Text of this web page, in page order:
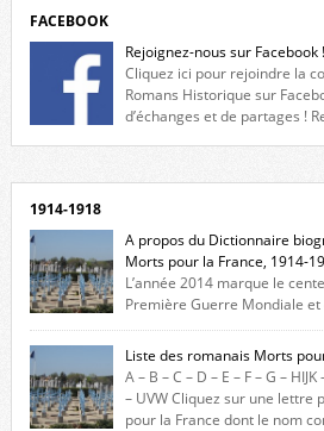
FACEBOOK
Rejoignez-nous sur Facebook !
Cliquez ici pour rejoindre la
Romans Historique sur
d’échanges et de partages !
1914-1918
A propos du Dictionnaire
Morts pour la France, 1914-
L’année 2014 marque le
Première Guerre Mondiale
biographique veut rendre hommage aux
France durant ce conflit. La base de cette
constituée des noms gravés sur les
l’Hôtel de Ville, du lycée du Dauphiné et du
Liste des romanais Morts
A – B – C – D – E – F – G –
– UVW Cliquez sur une lettre
pour la France dont le nom